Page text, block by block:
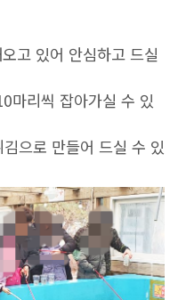
고 있어 안심하고 드실
마리씩 잡아가실 수 있
으로 만들어 드실 수 있